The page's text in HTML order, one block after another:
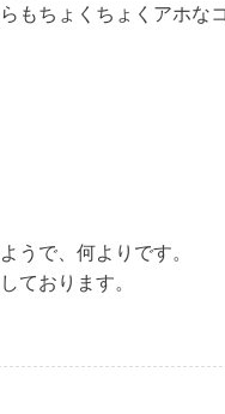
もちょくちょくアホな
うで、何よりです。
ております。